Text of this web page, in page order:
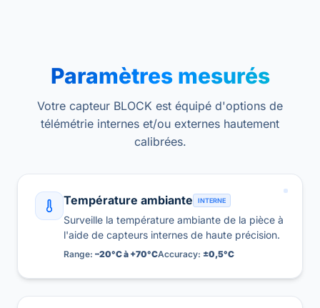
Paramètres mesurés
Votre capteur BLOCK est équipé d'options de
télémétrie internes et/ou externes hautement
calibrées.
Température ambiante INTERNE
Surveille la température ambiante de la pièce à
l'aide de capteurs internes de haute précision.
Range: –20°C à +70°CAccuracy: ±0,5°C